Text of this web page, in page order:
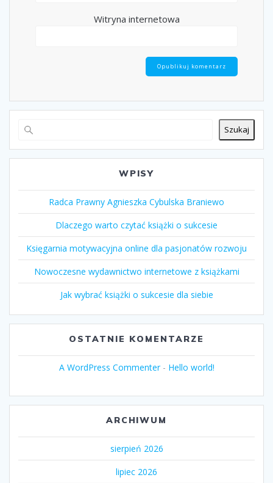
Witryna internetowa
Szukaj
WPISY
Radca Prawny Agnieszka Cybulska Braniewo
Dlaczego warto czytać książki o sukcesie
Księgarnia motywacyjna online dla pasjonatów rozwoju
Nowoczesne wydawnictwo internetowe z książkami
Jak wybrać książki o sukcesie dla siebie
OSTATNIE KOMENTARZE
A WordPress Commenter- Hello world!
ARCHIWUM
sierpień 2026
lipiec 2026